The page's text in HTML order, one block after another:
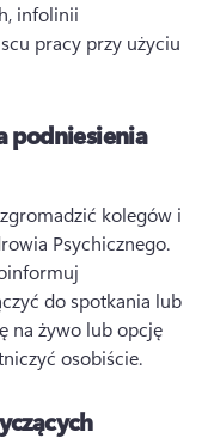
infolinii
podniesienia
kolegów i
do spotkania lub
na żywo lub opcję
osobiście.